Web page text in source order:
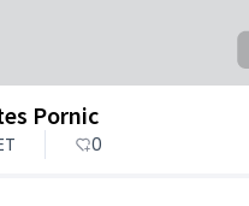
Pornic
0